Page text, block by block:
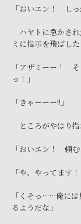
「おいエン！ しっ
ハヤトに急かさ
ミに指示を飛ばした
「アザミーー！
っ！」
「きゃーーー!!」
ところがやはり指
「おいエン！ 頼む
「や、やってます
「くそっ……俺には
るようだな」